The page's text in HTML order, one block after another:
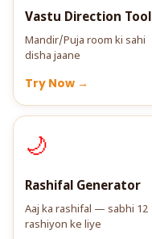
Vastu Direction Tool
Mandir/Puja room ki sahi
disha jaane
Try Now →
🌙
Rashifal Generator
Aaj ka rashifal — sabhi 12
rashiyon ke liye